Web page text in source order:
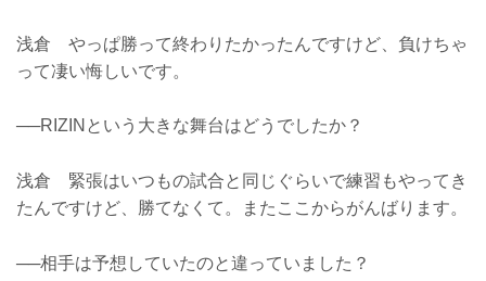
浅倉 やっぱ勝って終わりたかったんですけど、負けちゃ
って凄い悔しいです。
──RIZINという大きな舞台はどうでしたか？
浅倉 緊張はいつもの試合と同じぐらいで練習もやってき
たんですけど、勝てなくて。またここからがんばります。
──相手は予想していたのと違っていました？